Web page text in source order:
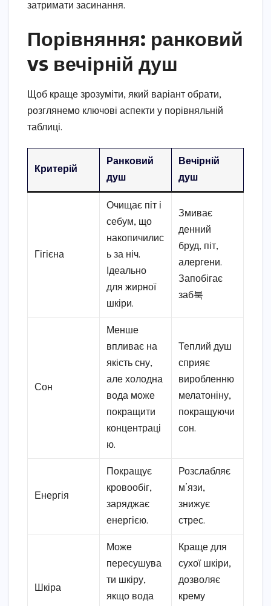
затримати засинання.
Порівняння: ранковий
vs вечірній душ
Щоб краще зрозуміти, який варіант обрати,
розглянемо ключові аспекти у порівняльній
таблиці.
Критерій
Ранковий
душ
Вечірній
душ
Гігієна
Очищає піт і
себум, що
накопичилис
ь за ніч.
Ідеально
для жирної
шкіри.
Змиває
денний
бруд, піт,
алергени.
Запобігає
заб북
Сон
Менше
впливає на
якість сну,
але холодна
вода може
покращити
концентраці
ю.
Теплий душ
сприяє
виробленню
мелатоніну,
покращуючи
сон.
Енергія
Покращує
кровообіг,
заряджає
енергією.
Розслабляє
м’язи,
знижує
стрес.
Шкіра
Може
пересушува
ти шкіру,
якщо вода
Краще для
сухої шкіри,
дозволяє
крему